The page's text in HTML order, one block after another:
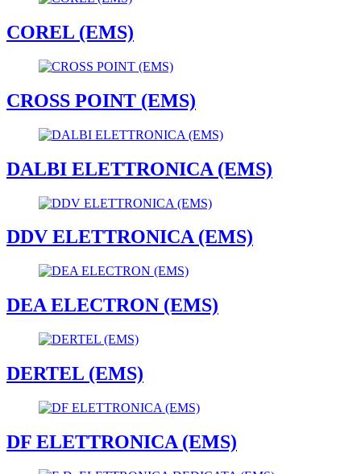
COREL (EMS)
CROSS POINT (EMS)
DALBI ELETTRONICA (EMS)
DDV ELETTRONICA (EMS)
DEA ELECTRON (EMS)
DERTEL (EMS)
DF ELETTRONICA (EMS)